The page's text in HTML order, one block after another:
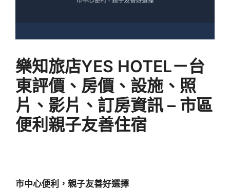
樂知旅店YES HOTEL－台
東評價、房價、設施、照
片、影片、訂房資訊 – 市區
便利親子友善住宿
市中心便利，親子友善好選擇